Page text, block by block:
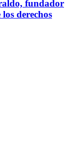
fundador
derechos